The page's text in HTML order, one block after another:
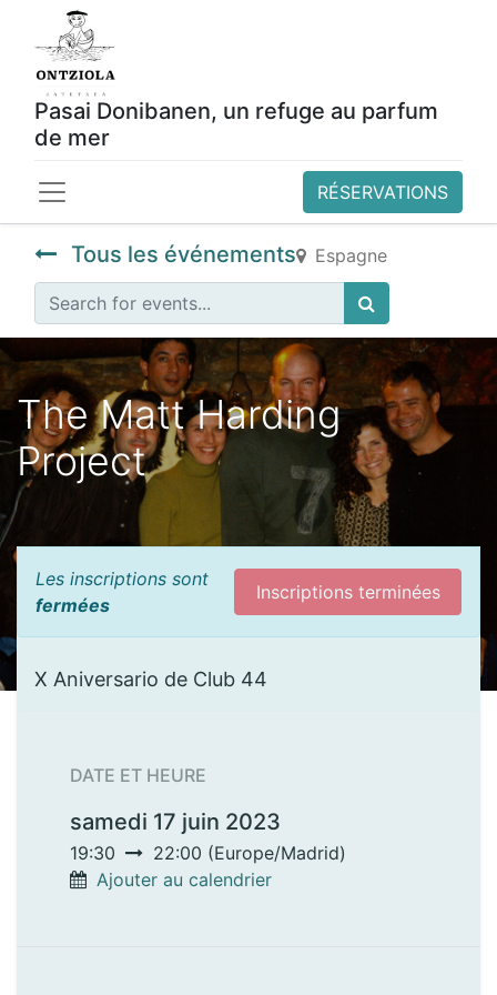
Pasai Donibanen, un refuge au parfum
de mer
RÉSERVATIONS
Tous les événements Espagne
The Matt Harding
Project
Les inscriptions sont
fermées
Inscriptions terminées
X Aniversario de Club 44
DATE ET HEURE
samedi 17 juin 2023
19:30 22:00 (Europe/Madrid)
Ajouter au calendrier